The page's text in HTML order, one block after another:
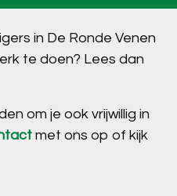
in De Ronde Venen
te doen? Lees dan
om je ook vrijwillig in
met ons op of kijk